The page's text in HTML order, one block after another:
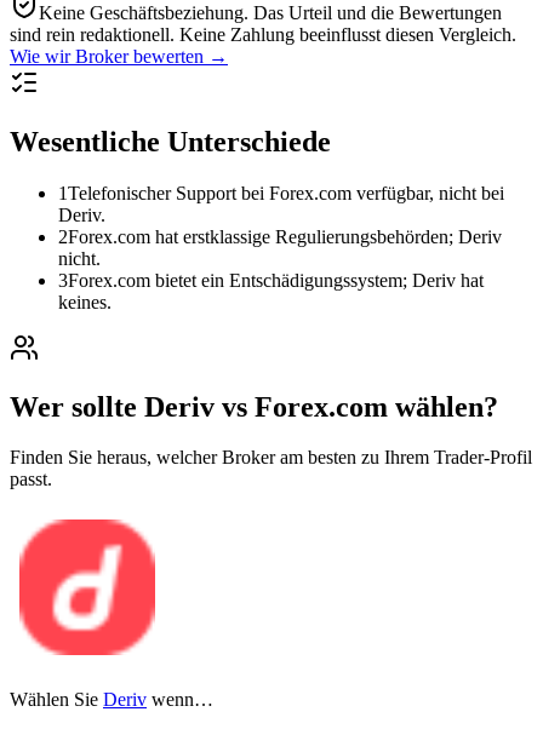
Keine Geschäftsbeziehung. Das Urteil und die Bewertungen
sind rein redaktionell. Keine Zahlung beeinflusst diesen Vergleich.
Wie wir Broker bewerten →
Wesentliche Unterschiede
1Telefonischer Support bei Forex.com verfügbar, nicht bei
Deriv.
2Forex.com hat erstklassige Regulierungsbehörden; Deriv
nicht.
3Forex.com bietet ein Entschädigungssystem; Deriv hat
keines.
Wer sollte Deriv vs Forex.com wählen?
Finden Sie heraus, welcher Broker am besten zu Ihrem Trader-Profil
passt.
Wählen Sie Deriv wenn…